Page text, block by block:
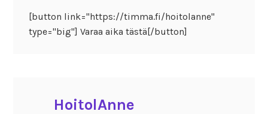
[button link="https://timma.fi/hoitolanne"
type="big"] Varaa aika tästä[/button]
HoitolAnne